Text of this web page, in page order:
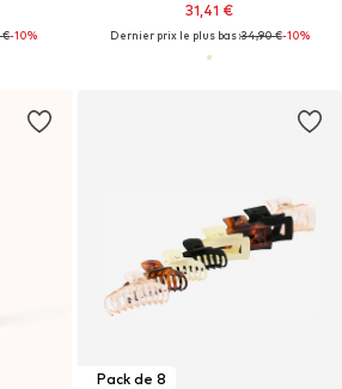
€-10%
31,41 €
Dernier prix le plus bas :34,90 €-10%
Pack de 8